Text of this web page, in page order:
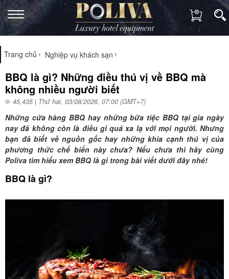
Trang chủ Nghiệp vụ khách sạn
BBQ là gì? Những điều thú vị về BBQ mà
không nhiều người biết
45,435 | Thứ hai, 03/08/2026, 07:00 (GMT+7)
Những cửa hàng BBQ hay những bữa tiệc BBQ tại gia ngày
nay đã không còn là điều gì quá xa lạ với mọi người. Nhưng
bạn đã biết về nguồn gốc hay những khía cạnh thú vị của
phương thức chế biến này chưa? Nếu chưa thì hãy cùng
Poliva tìm hiểu xem BBQ là gì trong bài viết dưới đây nhé!
BBQ là gì?